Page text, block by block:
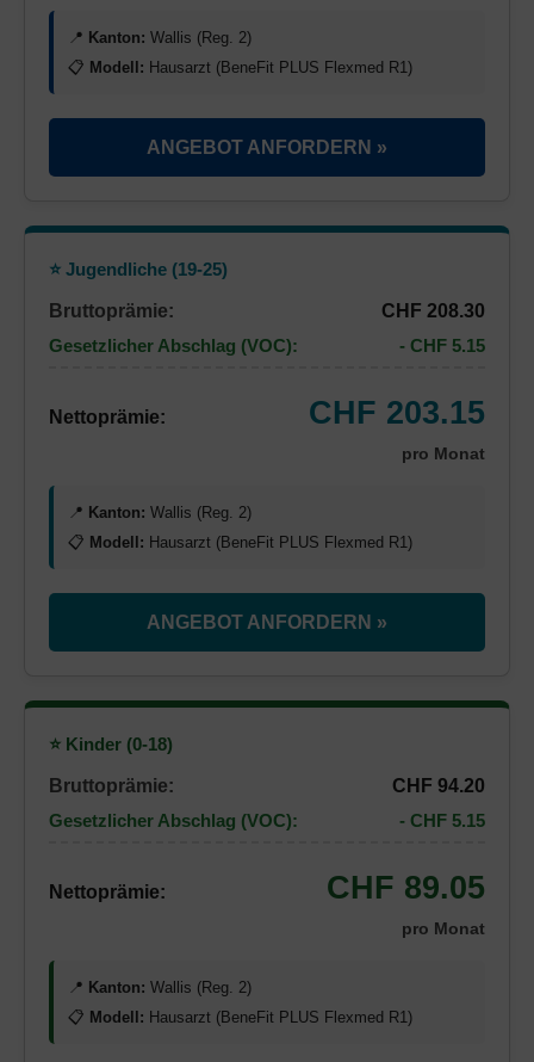
📍 Kanton: Wallis (Reg. 2)
📋 Modell: Hausarzt (BeneFit PLUS Flexmed R1)
ANGEBOT ANFORDERN »
⭐ Jugendliche (19-25)
Bruttoprämie:
CHF 208.30
Gesetzlicher Abschlag (VOC):
- CHF 5.15
Nettoprämie: CHF 203.15
pro Monat
📍 Kanton: Wallis (Reg. 2)
📋 Modell: Hausarzt (BeneFit PLUS Flexmed R1)
ANGEBOT ANFORDERN »
⭐ Kinder (0-18)
Bruttoprämie:
CHF 94.20
Gesetzlicher Abschlag (VOC):
- CHF 5.15
Nettoprämie: CHF 89.05
pro Monat
📍 Kanton: Wallis (Reg. 2)
📋 Modell: Hausarzt (BeneFit PLUS Flexmed R1)